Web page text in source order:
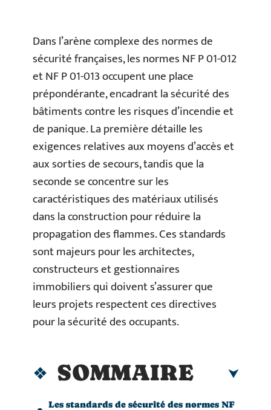
Dans l’arène complexe des normes de
sécurité françaises, les normes NF P 01-012
et NF P 01-013 occupent une place
prépondérante, encadrant la sécurité des
bâtiments contre les risques d’incendie et
de panique. La première détaille les
exigences relatives aux moyens d’accès et
aux sorties de secours, tandis que la
seconde se concentre sur les
caractéristiques des matériaux utilisés
dans la construction pour réduire la
propagation des flammes. Ces standards
sont majeurs pour les architectes,
constructeurs et gestionnaires
immobiliers qui doivent s’assurer que
leurs projets respectent ces directives
pour la sécurité des occupants.
SOMMAIRE
Les standards de sécurité des normes NF